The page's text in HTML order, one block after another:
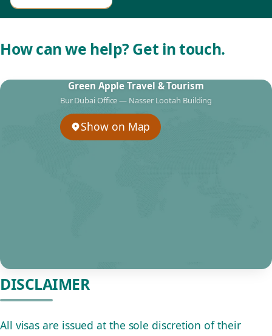
How can we help? Get in touch.
Green Apple Travel & Tourism
Bur Dubai Office — Nasser Lootah Building
Show on Map
DISCLAIMER
All visas are issued at the sole discretion of their